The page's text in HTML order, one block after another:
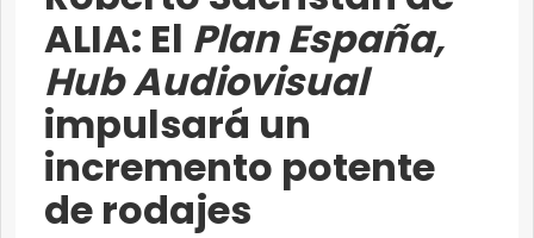
ALIA: El Plan España,
Hub Audiovisual
impulsará un
incremento potente
de rodajes